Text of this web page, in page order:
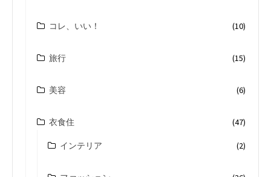
コレ、いい！ (10)
旅行 (15)
美容 (6)
衣食住 (47)
インテリア (2)